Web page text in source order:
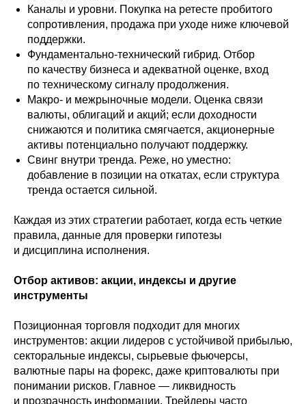
Каналы и уровни. Покупка на ретесте пробитого
сопротивления, продажа при уходе ниже ключевой
поддержки.
Фундаментально-технический гибрид. Отбор
по качеству бизнеса и адекватной оценке, вход
по техническому сигналу продолжения.
Макро- и межрыночные модели. Оценка связи
валюты, облигаций и акций; если доходности
снижаются и политика смягчается, акционерные
активы потенциально получают поддержку.
Свинг внутри тренда. Реже, но уместно:
добавление в позиции на откатах, если структура
тренда остается сильной.
Каждая из этих стратегии работает, когда есть четкие
правила, данные для проверки гипотезы
и дисциплина исполнения.
Отбор активов: акции, индексы и другие
инструменты
Позиционная торговля подходит для многих
инструментов: акции лидеров с устойчивой прибылью,
секторальные индексы, сырьевые фьючерсы,
валютные пары на форекс, даже криптовалюты при
понимании рисков. Главное — ликвидность
и прозрачность информации. Трейдеры часто